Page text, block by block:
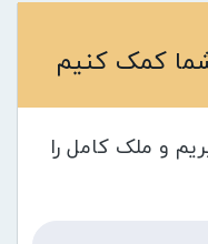
کمک کنیم
و ملک کامل را